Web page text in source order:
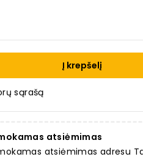
Į krepšelį
sąrašą
atsiėmimas
atsiėmimas adresu